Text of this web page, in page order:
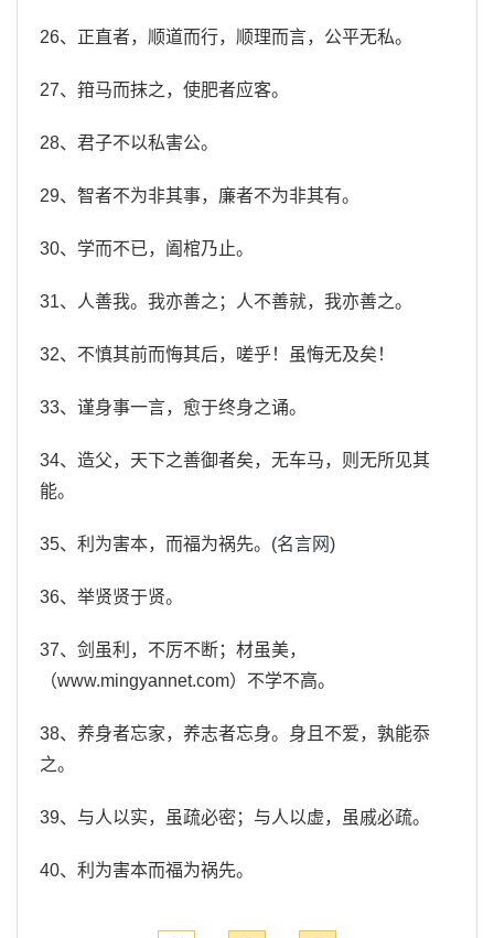
26、正直者，顺道而行，顺理而言，公平无私。
27、箝马而抹之，使肥者应客。
28、君子不以私害公。
29、智者不为非其事，廉者不为非其有。
30、学而不已，阖棺乃止。
31、人善我。我亦善之；人不善就，我亦善之。
32、不慎其前而悔其后，嗟乎！虽悔无及矣！
33、谨身事一言，愈于终身之诵。
34、造父，天下之善御者矣，无车马，则无所见其
能。
35、利为害本，而福为祸先。(名言网)
36、举贤贤于贤。
37、剑虽利，不厉不断；材虽美，
（www.mingyannet.com）不学不高。
38、养身者忘家，养志者忘身。身且不爱，孰能忝
之。
39、与人以实，虽疏必密；与人以虚，虽戚必疏。
40、利为害本而福为祸先。